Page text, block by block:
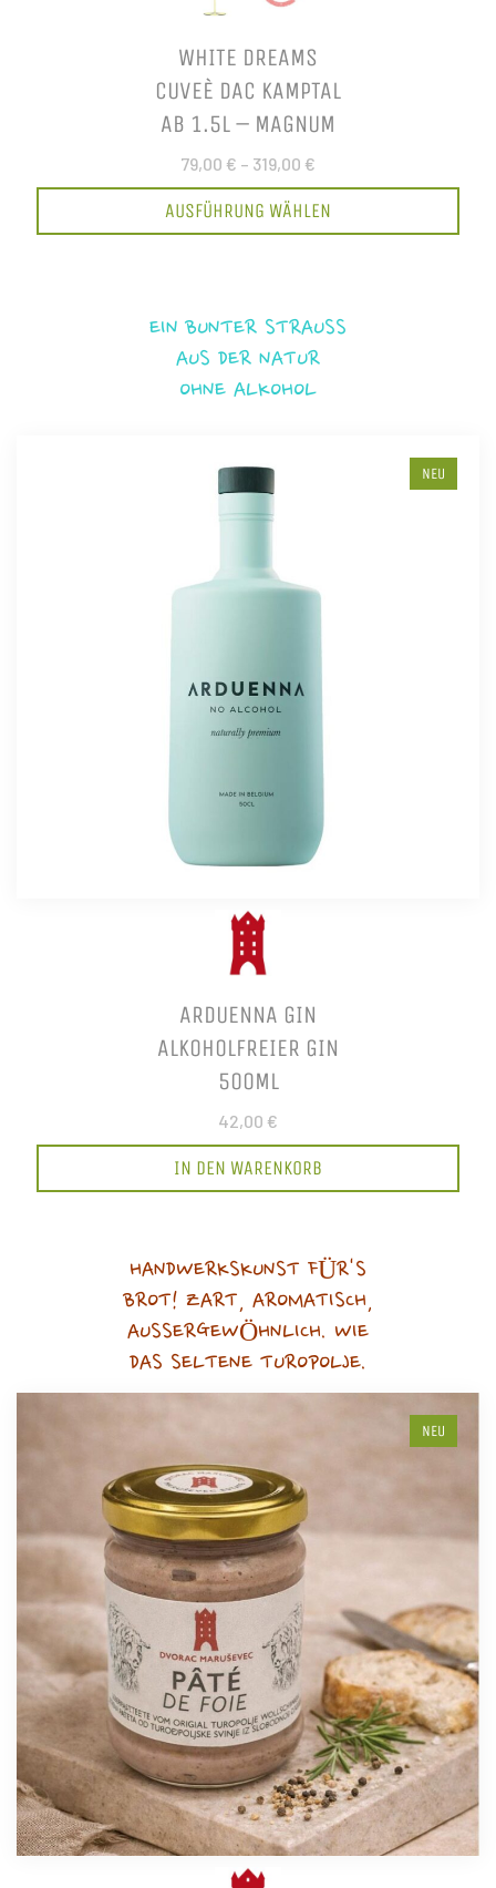
WHITE DREAMS
CUVEÈ DAC KAMPTAL
AB 1.5L – MAGNUM
79,00 € – 319,00 €
AUSFÜHRUNG WÄHLEN
EIN BUNTER STRAUSS
AUS DER NATUR
OHNE ALKOHOL
NEU
ARDUENNA GIN
ALKOHOLFREIER GIN
500ML
42,00 €
IN DEN WARENKORB
HANDWERKSKUNST FÜR'S
BROT! ZART, AROMATISCH,
AUSSERGEWÖHNLICH. WIE
DAS SELTENE TUROPOLJE.
NEU